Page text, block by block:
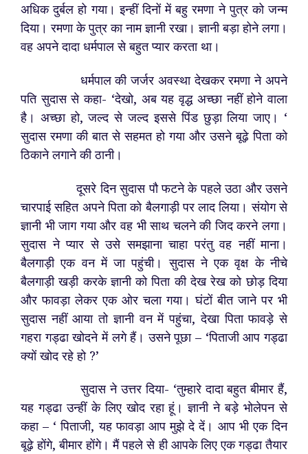
अधिक दुर्बल हो गया। इन्हीं दिनों में बहु रमणा ने पुत्र को जन्म
दिया। रमणा के पुत्र का नाम ज्ञानी रखा। ज्ञानी बड़ा होने लगा।
वह अपने दादा धर्मपाल से बहुत प्यार करता था।
धर्मपाल की जर्जर अवस्था देखकर रमणा ने अपने
पति सुदास से कहा- ‘देखो, अब यह वृद्ध अच्छा नहीं होने वाला
है। अच्छा हो, जल्द से जल्द इससे पिंड छुड़ा लिया जाए। ‘
सुदास रमणा की बात से सहमत हो गया और उसने बूढ़े पिता को
ठिकाने लगाने की ठानी।
दूसरे दिन सुदास पौ फटने के पहले उठा और उसने
चारपाई सहित अपने पिता को बैलगाड़ी पर लाद लिया। संयोग से
ज्ञानी भी जाग गया और वह भी साथ चलने की जिद करने लगा।
सुदास ने प्यार से उसे समझाना चाहा परंतु वह नहीं माना।
बैलगाड़ी एक वन में जा पहुंची। सुदास ने एक वृक्ष के नीचे
बैलगाड़ी खड़ी करके ज्ञानी को पिता की देख रेख को छोड़ दिया
और फावड़ा लेकर एक ओर चला गया। घंटों बीत जाने पर भी
सुदास नहीं आया तो ज्ञानी वन में पहुंचा, देखा पिता फावड़े से
गहरा गड्ढा खोदने में लगे हैं। उसने पूछा – ‘पिताजी आप गड्ढा
क्यों खोद रहे हो ?’
सुदास ने उत्तर दिया- ‘तुम्हारे दादा बहुत बीमार हैं,
यह गड्ढा उन्हीं के लिए खोद रहा हूं। ज्ञानी ने बड़े भोलेपन से
कहा – ‘ पिताजी, यह फावड़ा आप मुझे दे दें। आप भी एक दिन
बूढ़े होंगे, बीमार होंगे। मैं पहले से ही आपके लिए एक गड्ढा तैयार